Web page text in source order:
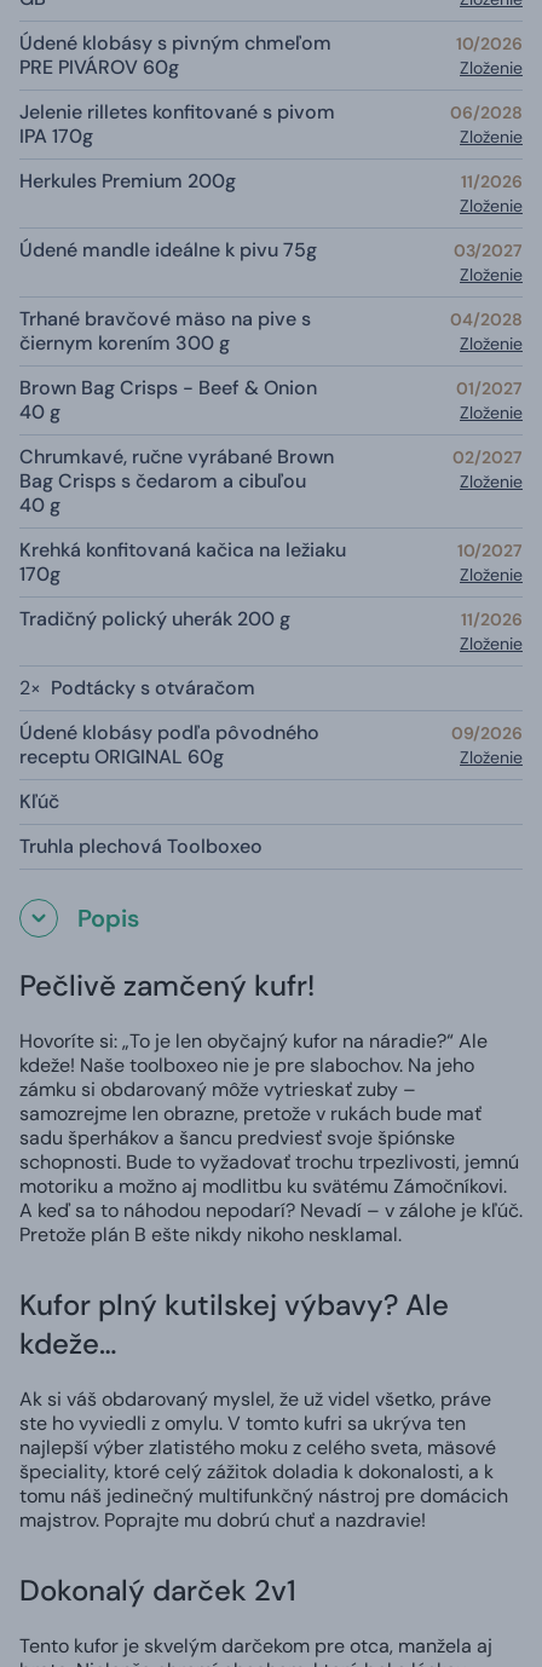
Údené klobásy s pivným chmeľom
PRE PIVÁROV 60g
10/2026
Zloženie
Jelenie rilletes konfitované s pivom
IPA 170g
06/2028
Zloženie
Herkules Premium 200g
11/2026
Zloženie
Údené mandle ideálne k pivu 75g
03/2027
Zloženie
Trhané bravčové mäso na pive s
čiernym korením 300 g
04/2028
Zloženie
Brown Bag Crisps - Beef & Onion
40 g
01/2027
Zloženie
Chrumkavé, ručne vyrábané Brown
Bag Crisps s čedarom a cibuľou
40 g
02/2027
Zloženie
Krehká konfitovaná kačica na ležiaku
170g
10/2027
Zloženie
Tradičný polický uherák 200 g
11/2026
Zloženie
2× Podtácky s otváračom
Údené klobásy podľa pôvodného
receptu ORIGINAL 60g
09/2026
Zloženie
Kľúč
Truhla plechová Toolboxeo
Popis
Pečlivě zamčený kufr!
Hovoríte si: „To je len obyčajný kufor na náradie?“ Ale
kdeže! Naše toolboxeo nie je pre slabochov. Na jeho
zámku si obdarovaný môže vytrieskať zuby –
samozrejme len obrazne, pretože v rukách bude mať
sadu šperhákov a šancu predviesť svoje špiónske
schopnosti. Bude to vyžadovať trochu trpezlivosti, jemnú
motoriku a možno aj modlitbu ku svätému Zámočníkovi.
A keď sa to náhodou nepodarí? Nevadí – v zálohe je kľúč.
Pretože plán B ešte nikdy nikoho nesklamal.
Kufor plný kutilskej výbavy? Ale
kdeže…
Ak si váš obdarovaný myslel, že už videl všetko, práve
ste ho vyviedli z omylu. V tomto kufri sa ukrýva ten
najlepší výber zlatistého moku z celého sveta, mäsové
špeciality, ktoré celý zážitok doladia k dokonalosti, a k
tomu náš jedinečný multifunkčný nástroj pre domácich
majstrov. Poprajte mu dobrú chuť a nazdravie!
Dokonalý darček 2v1
Tento kufor je skvelým darčekom pre otca, manžela aj